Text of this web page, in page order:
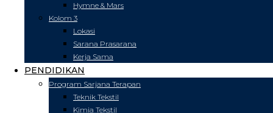
Hymne & Mars
Kolom 3
Lokasi
Sarana Prasarana
Kerja Sama
PENDIDIKAN
Program Sarjana Terapan
Teknik Tekstil
Kimia Tekstil